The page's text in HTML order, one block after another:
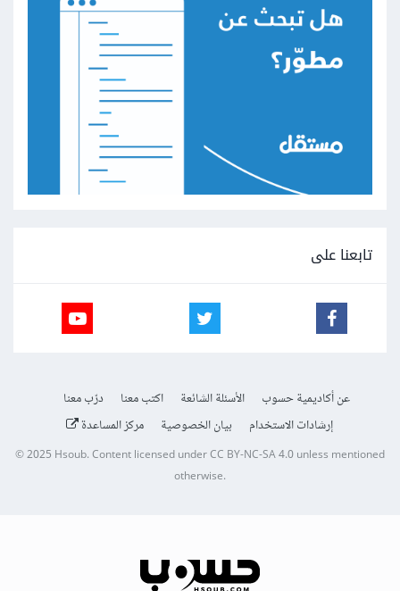
تابعنا على
عن أكاديمية حسوب الأسئلة الشائعة اكتب معنا
درّب معنا
إرشادات الاستخدام
بيان الخصوصية مركز المساعدة
© 2025Hsoub.Content licensed underCC BY-NC-SA 4.0unless mentioned
otherwise.